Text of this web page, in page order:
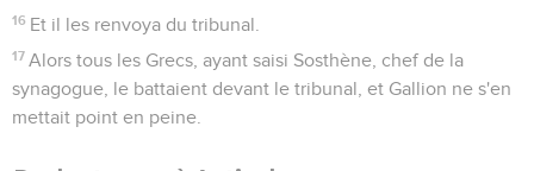
16 Et il les renvoya du tribunal.
17 Alors tous les Grecs, ayant saisi Sosthène, chef de la
synagogue, le battaient devant le tribunal, et Gallion ne s'en
mettait point en peine.